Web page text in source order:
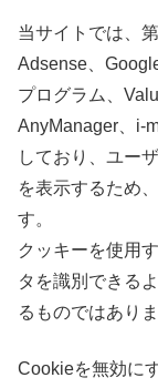
当サイトでは、
Adsense、
プログラム、
AnyManager、i-
しており、ユー
を表示するため
す。
クッキーを使用
タを識別できる
るものではありま
Cookieを無効に